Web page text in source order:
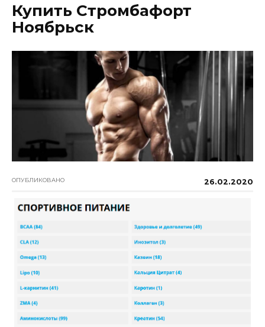
Купить Стромбафорт
Ноябрьск
ОПУБЛИКОВАНО 26.02.2020